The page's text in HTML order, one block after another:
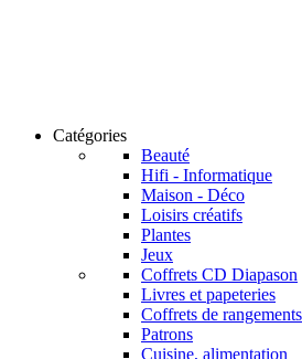
Catégories
Beauté
Hifi - Informatique
Maison - Déco
Loisirs créatifs
Plantes
Jeux
Coffrets CD Diapason
Livres et papeteries
Coffrets de rangements
Patrons
Cuisine, alimentation